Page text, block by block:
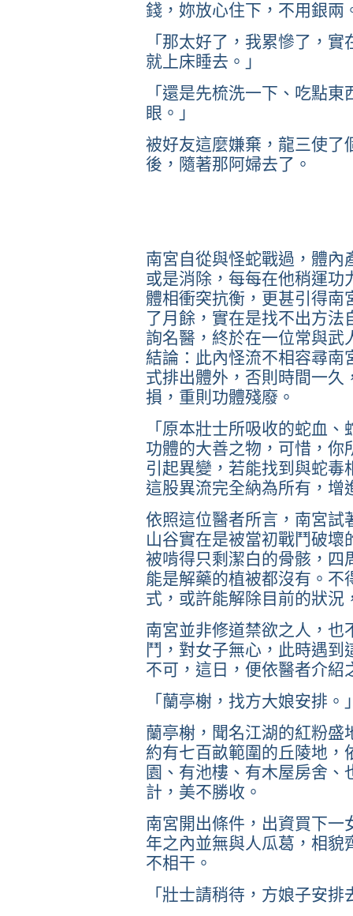
錢，妳放心住下，不用銀兩
「那太好了，我累慘了，
就上床睡去。」
「還是先梳洗一下、吃點
眼。」
被好友這麼嫌棄，龍三使了
後，隨著那阿婦去了。
南宮自從與怪蛇戰過，體內
或是消除，每每在他稍運功
體相衝突抗衡，更甚引得南
了月餘，實在是找不出方法
詢名醫，終於在一位常與武
結論：此內怪流不相容尋南
式排出體外，否則時間一久
損，重則功體殘廢。
「原本壯士所吸收的蛇血
功體的大善之物，可惜，你
引起異變，若能找到與蛇毒
這股異流完全納為所有，增
依照這位醫者所言，南宮試
山谷實在是被當初戰鬥破壞
被啃得只剩潔白的骨骸，四
能是解藥的植被都沒有。不
式，或許能解除目前的狀況
南宮並非修道禁欲之人，也
鬥，對女子無心，此時遇
不可，這日，便依醫者介紹
「蘭亭榭，找方大娘安排。
蘭亭榭，聞名江湖的紅粉盛
約有七百畝範圍的丘陵地，
園、有池樓、有木屋房舍
計，美不勝收。
南宮開出條件，出資買下一
年之內並無與人瓜葛，相貌
不相干。
「壯士請稍待，方娘子安排